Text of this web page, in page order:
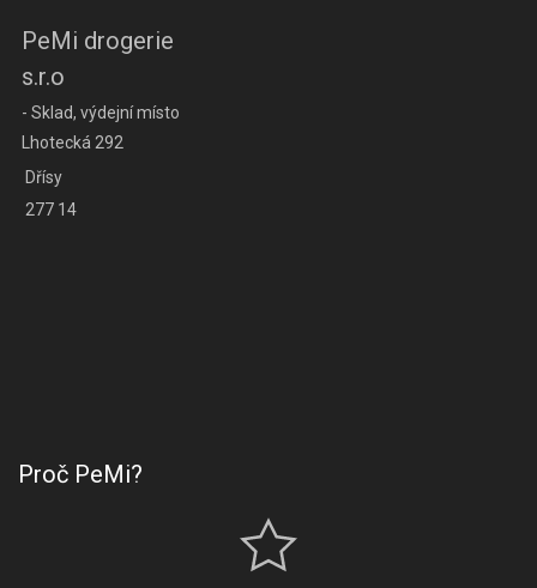
PeMi drogerie
s.r.o
- Sklad, výdejní místo
Lhotecká 292
Dřísy
277 14
Proč PeMi?